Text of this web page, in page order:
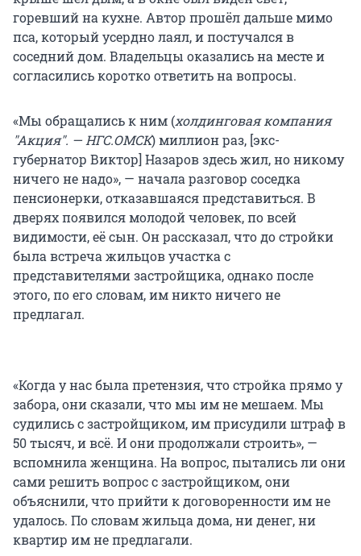
горевший на кухне. Автор прошёл дальше мимо
пса, который усердно лаял, и постучался в
соседний дом. Владельцы оказались на месте и
согласились коротко ответить на вопросы.
«Мы обращались к ним (холдинговая компания
"Акция". — НГС.ОМСК) миллион раз, [экс-
губернатор Виктор] Назаров здесь жил, но никому
ничего не надо», — начала разговор соседка
пенсионерки, отказавшаяся представиться. В
дверях появился молодой человек, по всей
видимости, её сын. Он рассказал, что до стройки
была встреча жильцов участка с
представителями застройщика, однако после
этого, по его словам, им никто ничего не
предлагал.
«Когда у нас была претензия, что стройка прямо у
забора, они сказали, что мы им не мешаем. Мы
судились с застройщиком, им присудили штраф в
50 тысяч, и всё. И они продолжали строить», —
вспомнила женщина. На вопрос, пытались ли они
сами решить вопрос с застройщиком, они
объяснили, что прийти к договоренности им не
удалось. По словам жильца дома, ни денег, ни
квартир им не предлагали.